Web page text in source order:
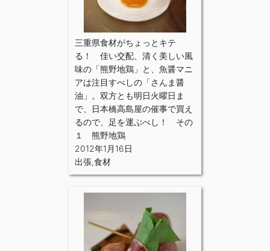
三重県食材がちょっとキテ
る！ 佳い交配、清く美しい風
味の「熊野地鶏」と、魚醤マニ
アは注目すべしの「さんま醤
油」。双方とも明日火曜日ま
で、日本橋高島屋の催事で買え
るので、足を運ぶべし！ その
１ 熊野地鶏
2012年1月16日
出張,食材